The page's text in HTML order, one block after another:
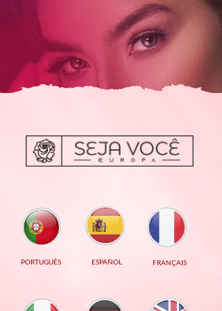
PORTUGUÊS ESPAÑOL FRANÇAISE